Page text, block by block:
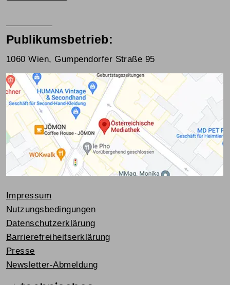
Publikumsbetrieb:
1060 Wien, Gumpendorfer Straße 95
Impressum
Nutzungsbedingungen
Datenschutzerklärung
Barrierefreiheitserklärung
Presse
Newsletter-Abmeldung